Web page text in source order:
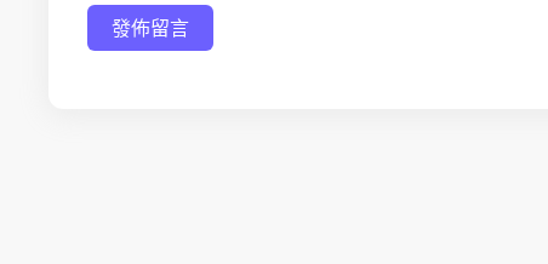
發佈留言